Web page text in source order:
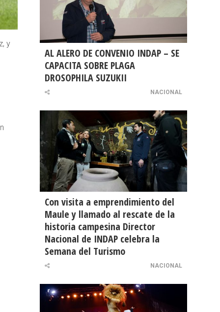
y
AL ALERO DE CONVENIO INDAP – SE
CAPACITA SOBRE PLAGA
DROSOPHILA SUZUKII
NACIONAL
Con visita a emprendimiento del
Maule y llamado al rescate de la
historia campesina Director
Nacional de INDAP celebra la
Semana del Turismo
NACIONAL